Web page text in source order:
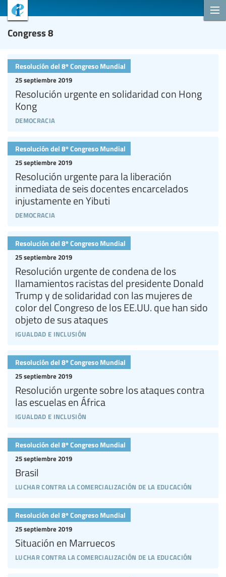
Congress 8
democracia
25 septiembre 2019
Resolución urgente en solidaridad con Hong
Kong
Resolución del 8º Congreso Mundial
democracia
25 septiembre 2019
Resolución urgente para la liberación
inmediata de seis docentes encarcelados
injustamente en Yibuti
Resolución del 8º Congreso Mundial
igualdad e inclusión
25 septiembre 2019
Resolución urgente de condena de los
llamamientos racistas del presidente Donald
Trump y de solidaridad con las mujeres de
color del Congreso de los EE.UU. que han sido
objeto de sus ataques
Resolución del 8º Congreso Mundial
igualdad e inclusión
25 septiembre 2019
Resolución urgente sobre los ataques contra
las escuelas en África
Resolución del 8º Congreso Mundial
luchar contra la comercialización de la educación
25 septiembre 2019
Brasil
Resolución del 8º Congreso Mundial
luchar contra la comercialización de la educación
25 septiembre 2019
Situación en Marruecos
Resolución del 8º Congreso Mundial